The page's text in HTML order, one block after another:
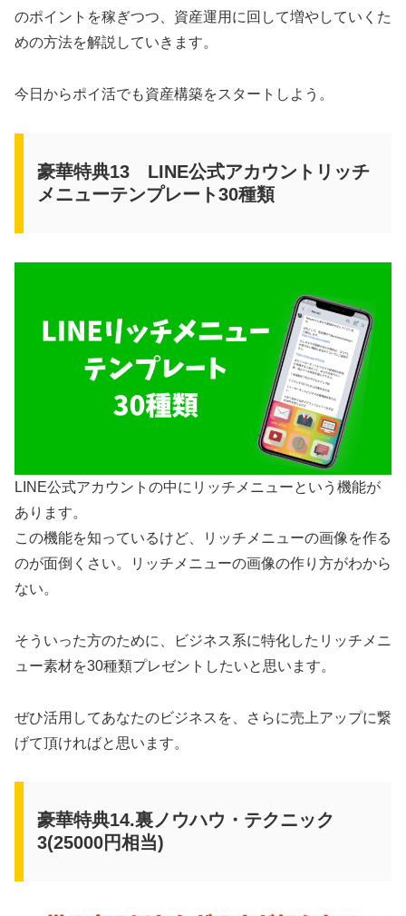
のポイントを稼ぎつつ、資産運用に回して増やしていくた
めの方法を解説していきます。
今日からポイ活でも資産構築をスタートしよう。
豪華特典13 LINE公式アカウントリッチ
メニューテンプレート30種類
LINE公式アカウントの中にリッチメニューという機能が
あります。
この機能を知っているけど、リッチメニューの画像を作る
のが面倒くさい。リッチメニューの画像の作り方がわから
ない。
そういった方のために、ビジネス系に特化したリッチメニ
ュー素材を30種類プレゼントしたいと思います。
ぜひ活用してあなたのビジネスを、さらに売上アップに繋
げて頂ければと思います。
豪華特典14.裏ノウハウ・テクニック
3(25000円相当)